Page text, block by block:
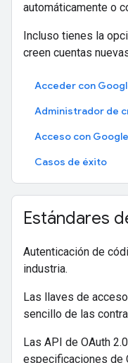
automáticamente o
Incluso tienes la
creen cuentas
Acceder con
Administrador de
Acceso con
Casos de éxito
Estándares
Autenticación de
industria.
Las llaves de
sencillo de las
Las API de OAuth
especificaciones de